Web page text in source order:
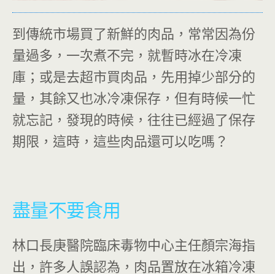
到傳統市場買了新鮮的肉品，常常因為份
量過多，一次煮不完，就暫時冰在冷凍
庫；或是去超市買肉品，先用掉少部分的
量，其餘又也冰冷凍保存，但有時候一忙
就忘記，發現的時候，往往已經過了保存
期限，這時，這些肉品還可以吃嗎？
盡量不要食用
林口長庚醫院臨床毒物中心主任顏宗海指
出，許多人誤認為，肉品置放在冰箱冷凍